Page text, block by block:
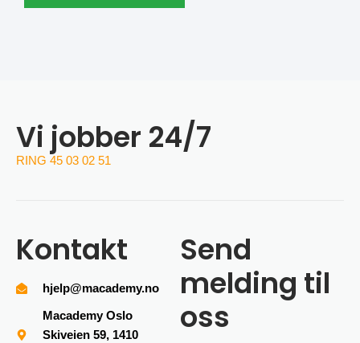
Vi jobber 24/7
RING 45 03 02 51
Kontakt
hjelp@macademy.no
Macademy Oslo
Skiveien 59, 1410
Send
melding til
oss